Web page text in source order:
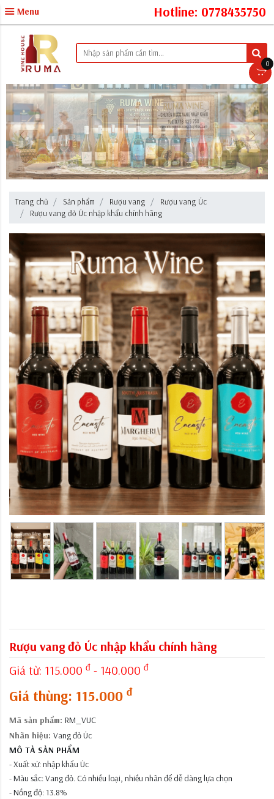
Menu Hotline: 0778435750
Trang chủ Sản phẩm Rượu vang
Rượu vang Úc
Rượu vang đỏ Úc nhập khẩu chính hãng
Rượu vang đỏ Úc nhập khẩu chính hãng
Giá từ: 115.000 đ - 140.000 đ
Giá thùng: 115.000 đ
Mã sản phẩm: RM_VUC
Nhãn hiệu: Vang đỏ Úc
MÔ TẢ SẢN PHẨM
- Xuất xứ: nhập khẩu Úc
- Màu sắc: Vang đỏ. Có nhiều loại, nhiều nhãn để dễ dàng lựa chọn
- Nồng độ: 13.8%
0